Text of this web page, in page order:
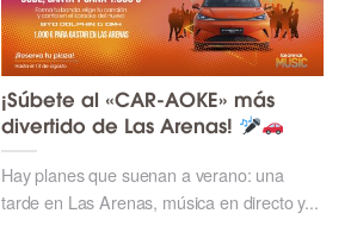
¡Súbete al «CAR-AOKE» más
divertido de Las Arenas!
Hay planes que suenan a verano: una
tarde en Las Arenas, música en directo y...